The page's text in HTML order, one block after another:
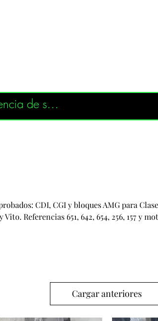
CDI, CGI y bloques AMG para
Referencias 651, 642, 654, 256, 157 y
Cargar anteriores